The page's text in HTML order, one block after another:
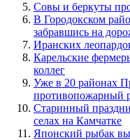
Совы и беркуты
В Городокском
забравшись на
Иранских
Карельские
коллег
Уже в 20 районах
противопожарный
Старинный
селах на Камчатке
Японский рыбак